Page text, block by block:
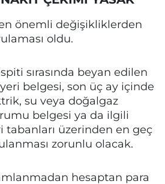
önemli değişikliklerden
oldu.
sırasında beyan edilen
belgesi, son üç ay içinde
su veya doğalgaz
belgesi ya da ilgili
üzerinden en geç
zorunlu olacak.
hesaptan para